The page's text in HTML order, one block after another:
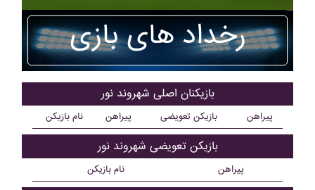
رخداد های بازی
بازیکنان اصلی شهروند نور
نام بازیکن پیراهن بازیکن تعویضی پیراهن
بازیکن تعویضی شهروند نور
نام بازیکن پیراهن